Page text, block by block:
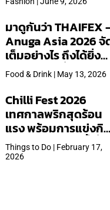
ชันพิเศษเฉพาะสาขา
มาดูกันว่า THAIFEX
Anuga Asia 2026 จั
เต็มอย่างไร ถึงได้ยิ่ง
ใหญ่สุดเท่าที่เคยจัดมา
Food & Drink | May 13, 2026
Chilli Fest 2026
เทศกาลพริกสุดร้อน
แรง พร้อมการแข่งกิน
พริก จัด 28 มี.ค.นี้ ที่โรง
แรมคิมป์ตัน มาลัยฯ
Things to Do | February 17,
2026